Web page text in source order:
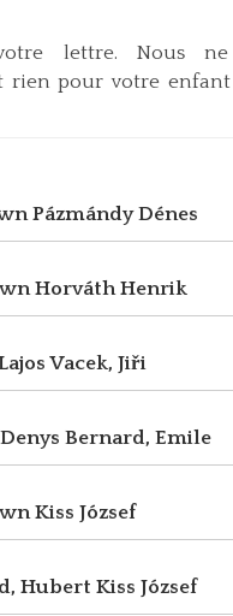
lettre. Nous ne
rien pour votre
Pázmándy Dénes
Horváth Henrik
Vacek, Jiři
Bernard, Emile
Kiss József
Hubert Kiss József